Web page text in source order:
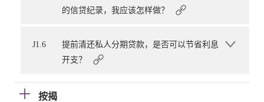
的信贷纪录，我应该怎样做？
J1.6
提前清还私人分期贷款，是否可以节省利息
开支？
按揭